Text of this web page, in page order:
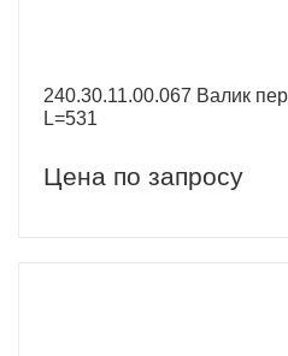
240.30.11.00.067 Валик
L=531
Цена по запросу